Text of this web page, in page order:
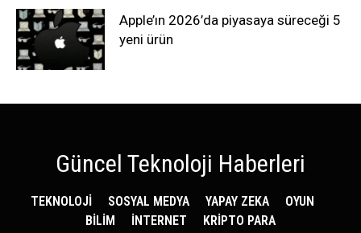
Apple’ın 2026’da piyasaya süreceği 5
yeni ürün
Güncel Teknoloji Haberleri
TEKNOLOJİ SOSYAL MEDYA YAPAY ZEKA
OYUN
BİLİM
İNTERNET KRİPTO PARA